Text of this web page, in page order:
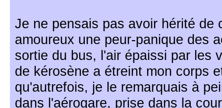
Je ne pensais pas avoir hérité de
amoureux une peur-panique des
sortie du bus, l'air épaissi par les
de kérosène a étreint mon corps
qu'autrefois, je le remarquais à
dans l'aérogare, prise dans la